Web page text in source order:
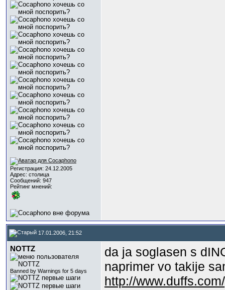
Регистрация: 24.12.2005
Адрес: столица
Сообщений: 947
Рейтинг мнений:
17.01.2006, 21:52
NOTTZ
Banned by Warnings for 5 days
da ja soglasen s
naprimer vo takije
http://